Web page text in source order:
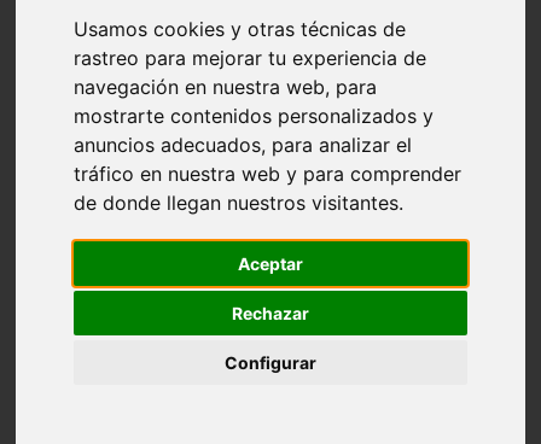
Usamos cookies y otras técnicas de
rastreo para mejorar tu experiencia de
navegación en nuestra web, para
mostrarte contenidos personalizados y
anuncios adecuados, para analizar el
tráfico en nuestra web y para comprender
de donde llegan nuestros visitantes.
Aceptar
Rechazar
Configurar
comportamiento
protagonistas
reptiles
abandono
adopci n
ferias
higiene
snacks
acuario
iberzoo propet
comercios
viajar